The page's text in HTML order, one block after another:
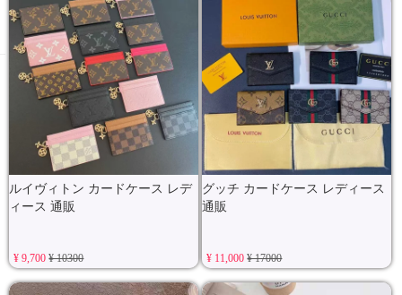
ルイヴィトン カードケース レデ
ィース 通販
¥ 9,700¥ 10300
グッチ カードケース レディース
通販
¥ 11,000¥ 17000